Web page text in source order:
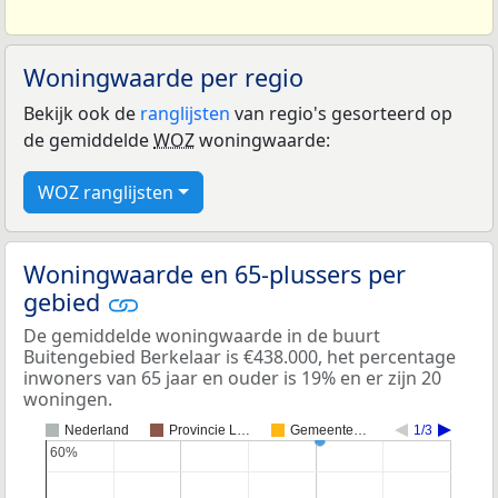
Woningwaarde per regio
Bekijk ook de ranglijsten van regio's gesorteerd op
de gemiddeldeWOZwoningwaarde:
WOZ ranglijsten
Woningwaarde en 65-plussers per
gebied
De gemiddelde woningwaarde in de buurt
Buitengebied Berkelaar is €438.000, het percentage
inwoners van 65 jaar en ouder is 19% en er zijn 20
woningen.
Nederland Provincie L… Gemeente… 1/3
60%
60%